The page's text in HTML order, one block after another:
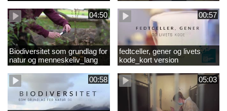
04:50
Biodiversitet som grundlag for
natur og menneskeliv_lang
version
00:57
fedtceller, gener og livets
kode_kort version
00:58 05:03